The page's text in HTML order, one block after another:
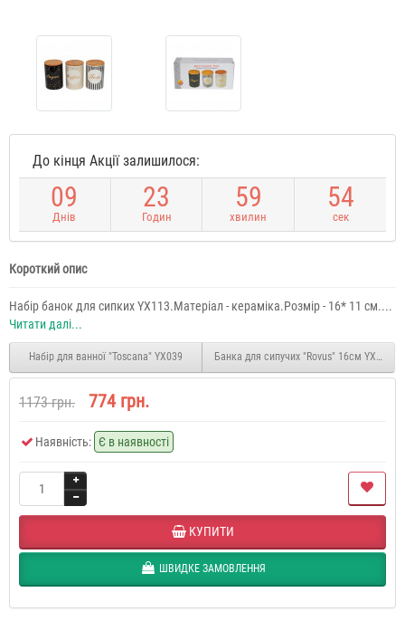
До кінця Акції залишилося:
09
Днів
23
Годин
59
хвилин
54
сек
Короткий опис
Набір банок для сипких YX113.Матеріал - кераміка.Розмір - 16* 11 см....
Читати далі...
Набір для ванної "Toscana" YX039 Банка для сипучих "Rovus" 16см YX114
1173 грн. 774 грн.
Наявність: Є в наявності
КУПИТИ
ШВИДКЕ ЗАМОВЛЕННЯ